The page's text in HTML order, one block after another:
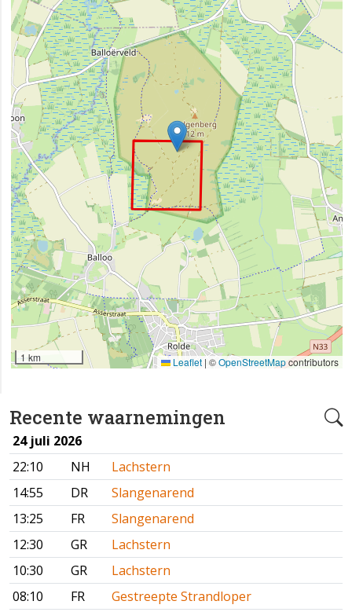
Recente waarnemingen
24 juli 2026
22:10
NH
Lachstern
14:55
DR
Slangenarend
13:25
FR
Slangenarend
12:30
GR
Lachstern
10:30
GR
Lachstern
08:10
FR
Gestreepte Strandloper
1 km Leaflet | ©OpenStreetMapcontributors